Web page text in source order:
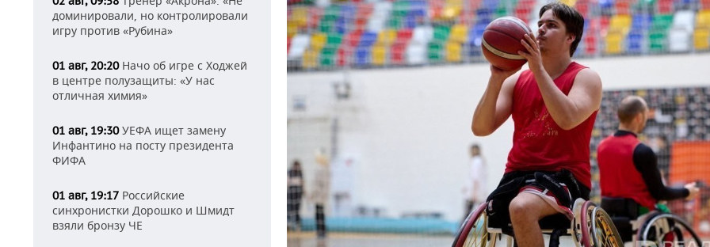
доминировали, но контролировали
игру против «Рубина»
01 авг, 20:20Начо об игре с Ходжей
в центре полузащиты: «У нас
отличная химия»
01 авг, 19:30УЕФА ищет замену
Инфантино на посту президента
ФИФА
01 авг, 19:17 Российские
синхронистки Дорошко и Шмидт
взяли бронзу ЧЕ